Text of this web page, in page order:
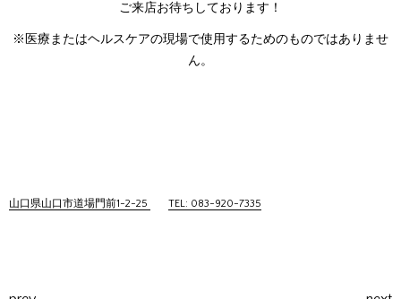
ご来店お待ちしております！
※医療またはヘルスケアの現場で使用するためのものではありませ
ん。
山口県山口市道場門前1-2-25 TEL: 083-920-7335